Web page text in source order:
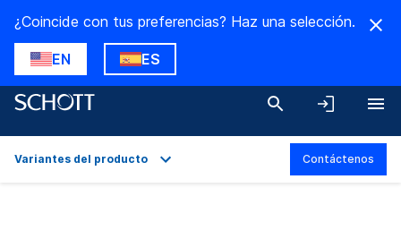
¿Coincide con tus preferencias? Haz una selección.
EN ES
Variantes del producto Contáctenos